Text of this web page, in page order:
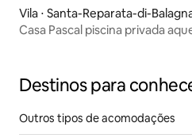
Vila ⋅ Santa-Reparata-di-
Casa Pascal piscina privada
Destinos para
Outros tipos de acomodações